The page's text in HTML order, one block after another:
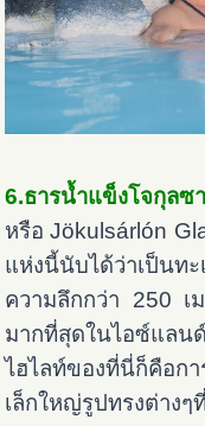
6.ธารน้ำแข็งโ
หรือ Jökulsárlón
แห่งนี้นับได้ว่าเป็น
ความลึกกว่า 250 เ
มากที่สุดในไอซ์แล
ไฮไลท์ของที่นี่ก็คือก
เล็กใหญ่รูปทรงต่างๆ